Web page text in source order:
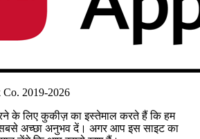
2019-2026
के लिए कुकीज़ का इस्तेमाल करते हैं कि हम
सबसे अच्छा अनुभव दें। अगर आप इस साइट का